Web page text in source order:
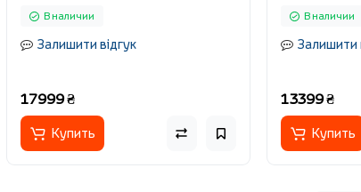
В наличии
Залишити відгук
17999 ₴
Купить
В наличии
Залишити
13399 ₴
Купить